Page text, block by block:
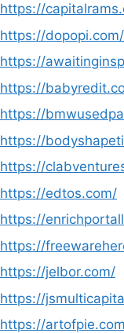
https://
https://dopopi.com/
https://
https://
https://
https://
https://
https://edtos.com/
https://
https://
https://jelbor.com/
https://
https://